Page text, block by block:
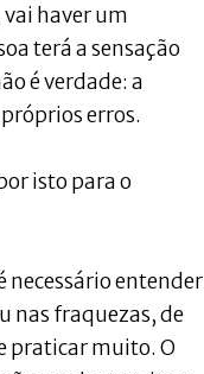
haver um
terá a sensação
é verdade: a
erros.
isto para o
entender
nas fraquezas, de
praticar muito. O